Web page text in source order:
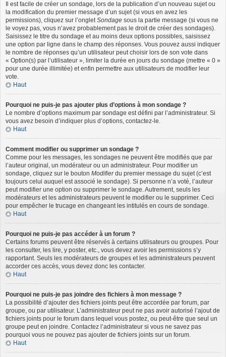
Il est facile de créer un sondage, lors de la publication d’un nouveau sujet ou
la modification du premier message d’un sujet (si vous en avez les
permissions), cliquez sur l’ongletSondage sous la partie message (si vous ne
le voyez pas, vous n’avez probablement pas le droit de créer des sondages).
Saisissez le titre du sondage et au moins deux options possibles, saisissez
une option par ligne dans le champ des réponses. Vous pouvez aussi indiquer
le nombre de réponses qu’un utilisateur peut choisir lors de son vote dans
« Option(s) par l’utilisateur », limiter la durée en jours du sondage (mettre « 0 »
pour une durée illimitée) et enfin permettre aux utilisateurs de modifier leur
vote.
Haut
Pourquoi ne puis-je pas ajouter plus d’options à mon sondage ?
Le nombre d’options maximum par sondage est défini par l’administrateur. Si
vous avez besoin d’indiquer plus d’options, contactez-le.
Haut
Comment modifier ou supprimer un sondage ?
Comme pour les messages, les sondages ne peuvent être modifiés que par
l’auteur original, un modérateur ou un administrateur. Pour modifier un
sondage, cliquez sur le bouton Modifierdu premier message du sujet (c’est
toujours celui auquel est associé le sondage). Si personne n’a voté, l’auteur
peut modifier une option ou supprimer le sondage. Autrement, seuls les
modérateurs et les administrateurs peuvent le modifier ou le supprimer. Ceci
pour empêcher le trucage en changeant les intitulés en cours de sondage.
Haut
Pourquoi ne puis-je pas accéder à un forum ?
Certains forums peuvent être réservés à certains utilisateurs ou groupes. Pour
les consulter, les lire, y poster, etc., vous devez avoir les permissions s’y
rapportant. Seuls les modérateurs de groupes et les administrateurs peuvent
accorder ces accès, vous devez donc les contacter.
Haut
Pourquoi ne puis-je pas joindre des fichiers à mon message ?
La possibilité d’ajouter des fichiers joints peut être accordée par forum, par
groupe, ou par utilisateur. L’administrateur peut ne pas avoir autorisé l’ajout de
fichiers joints pour le forum dans lequel vous postez, ou peut-être que seul un
groupe peut en joindre. Contactez l’administrateur si vous ne savez pas
pourquoi vous ne pouvez pas ajouter de fichiers joints sur un forum.
Haut